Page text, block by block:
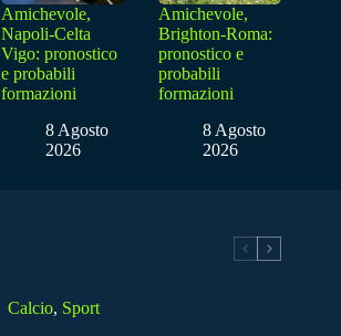
Amichevole,
Napoli-Celta
Vigo: pronostico
e probabili
formazioni
8 Agosto
2026
Amichevole,
Brighton-Roma:
pronostico e
probabili
formazioni
8 Agosto
2026
Calcio, Sport